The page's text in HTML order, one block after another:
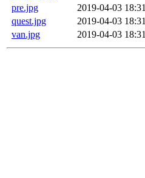
pre.jpg
2019-04-03 18:31
quest.jpg
2019-04-03 18:31
van.jpg
2019-04-03 18:31